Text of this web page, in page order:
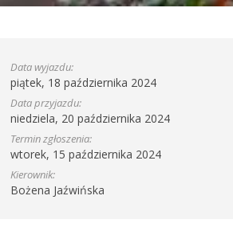
Data wyjazdu:
piątek, 18 października 2024
Data przyjazdu:
niedziela, 20 października 2024
Termin zgłoszenia:
wtorek, 15 października 2024
Kierownik:
Bożena Jaźwińska